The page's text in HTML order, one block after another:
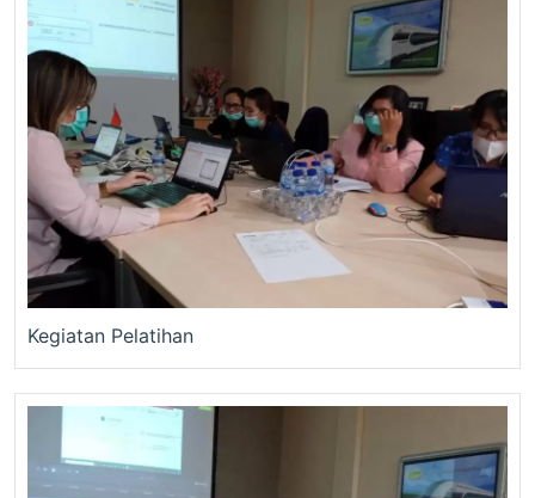
Kegiatan Pelatihan